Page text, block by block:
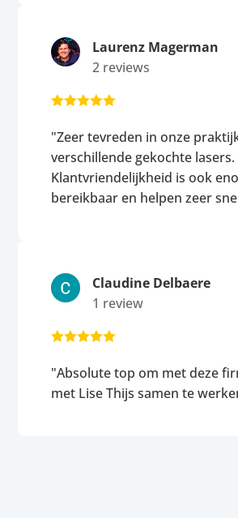
Laurenz Magerman
2 reviews

"Zeer tevreden in onze
verschillende gekochte lasers.
Klantvriendelijkheid is ook
bereikbaar en helpen zeer
Claudine Delbaere
1 review

"Absolute top om met deze
met Lise Thijs samen te